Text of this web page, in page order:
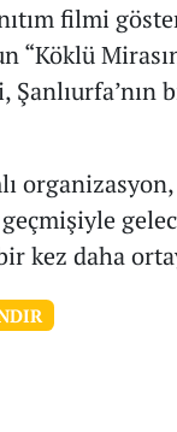
filmi
“Köklü
geçmişiyle
kez daha